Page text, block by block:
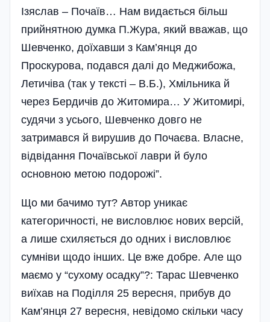
Ізяслав – Почаїв… Нам видається більш
прийнятною думка П.Жура, який вважав, що
Шевченко, доїхавши з Кам’янця до
Проскурова, подався далі до Меджибожа,
Летичіва (так у тексті – В.Б.), Хмільника й
через Бердичів до Житомира… У Житомирі,
судячи з усього, Шевченко довго не
затримався й вирушив до Почаєва. Власне,
відвідання Почаївської лаври й було
основною метою подорожі”.
Що ми бачимо тут? Автор уникає
категоричності, не висловлює нових версій,
а лише схиляється до одних і висловлює
сумніви щодо інших. Це вже добре. Але що
маємо у “сухому осадку”?: Тарас Шевченко
виїхав на Поділля 25 вересня, прибув до
Кам’янця 27 вересня, невідомо скільки часу